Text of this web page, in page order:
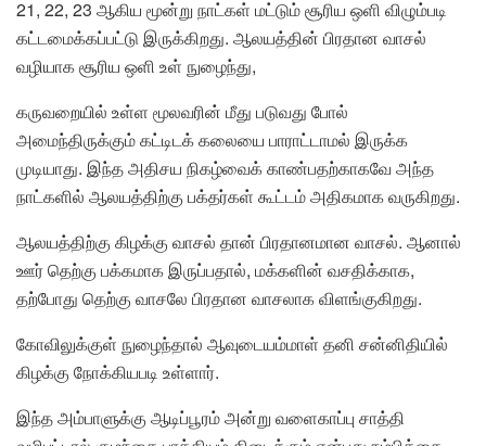
21, 22, 23 ஆகிய மூன்று நாட்கள் மட்டும் சூரிய ஒளி விழும்படி
கட்டமைக்கப்பட்டு இருக்கிறது. ஆலயத்தின் பிரதான வாசல்
வழியாக சூரிய ஒளி உள் நுழைந்து,
கருவறையில் உள்ள மூலவரின் மீது படுவது போல்
அமைந்திருக்கும் கட்டிடக் கலையை பாராட்டாமல் இருக்க
முடியாது. இந்த அதிசய நிகழ்வைக் காண்பதற்காகவே அந்த
நாட்களில் ஆலயத்திற்கு பக்தர்கள் கூட்டம் அதிகமாக வருகிறது.
ஆலயத்திற்கு கிழக்கு வாசல் தான் பிரதானமான வாசல். ஆனால்
ஊர் தெற்கு பக்கமாக இருப்பதால், மக்களின் வசதிக்காக,
தற்போது தெற்கு வாசலே பிரதான வாசலாக விளங்குகிறது.
கோவிலுக்குள் நுழைந்தால் ஆவுடையம்மாள் தனி சன்னிதியில்
கிழக்கு நோக்கியபடி உள்ளார்.
இந்த அம்பாளுக்கு ஆடிப்பூரம் அன்று வளைகாப்பு சாத்தி